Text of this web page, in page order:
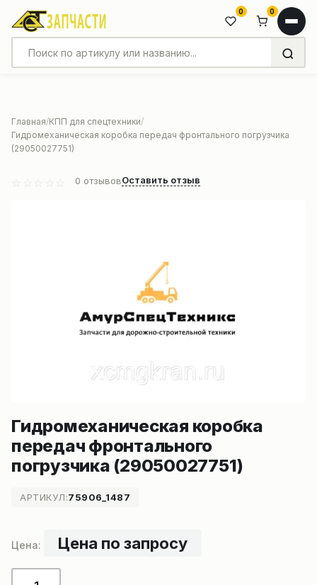
0 0
Главная КПП для спецтехники
Гидромеханическая коробка передач фронтального погрузчика
(29050027751)
0 отзывовОставить отзыв
Гидромеханическая коробка
передач фронтального
погрузчика (29050027751)
АРТИКУЛ:75906_1487
Цена по запросу